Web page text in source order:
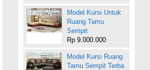
Model Kursi Untuk
Ruang Tamu
Sempit
Rp 9.000.000
Model Kursi Ruang
Tamu Sempit Terba